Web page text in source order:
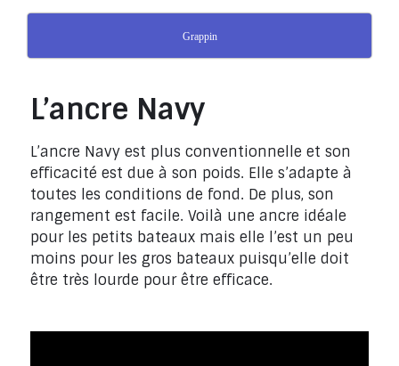
Grappin
L’ancre Navy
L’ancre Navy est plus conventionnelle et son
efficacité est due à son poids. Elle s’adapte à
toutes les conditions de fond. De plus, son
rangement est facile. Voilà une ancre idéale
pour les petits bateaux mais elle l’est un peu
moins pour les gros bateaux puisqu’elle doit
être très lourde pour être efficace.